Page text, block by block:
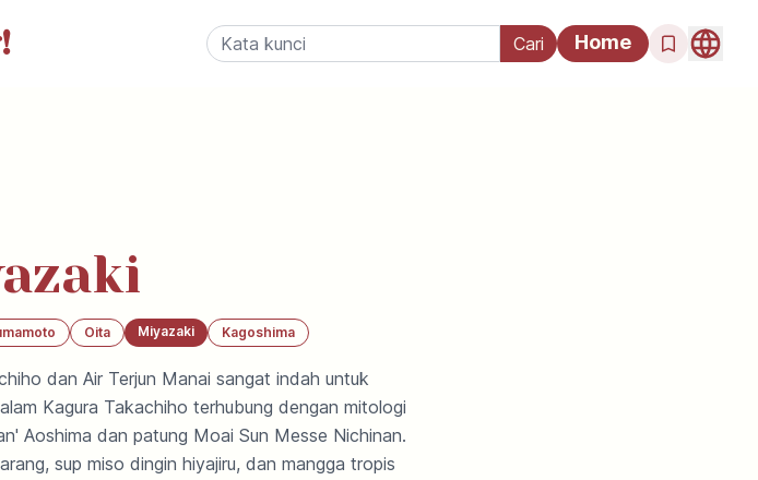
Home
Oita Miyazaki Kagoshima
dan Air Terjun Manai sangat indah untuk
Kagura Takachiho terhubung dengan mitologi
Aoshima dan patung Moai Sun Messe Nichinan.
sup miso dingin hiyajiru, dan mangga tropis